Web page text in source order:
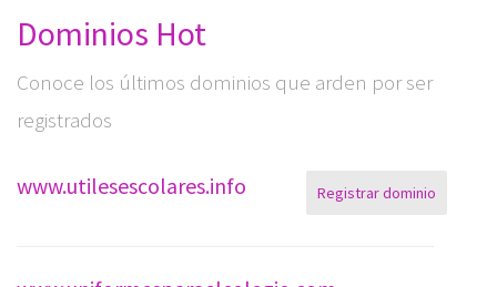
Dominios Hot
Conoce los últimos dominios que arden por ser
registrados
www.utilesescolares.info Registrar dominio